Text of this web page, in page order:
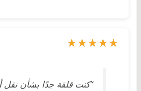
“كنت قلقة جدًا بشأن نقل